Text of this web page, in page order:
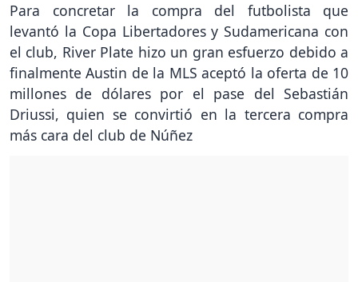
Para concretar la compra del futbolista que
levantó la Copa Libertadores y Sudamericana con
el club, River Plate hizo un gran esfuerzo debido a
finalmente Austin de la MLS aceptó la oferta de 10
millones de dólares por el pase del Sebastián
Driussi, quien se convirtió en la tercera compra
más cara del club de Núñez